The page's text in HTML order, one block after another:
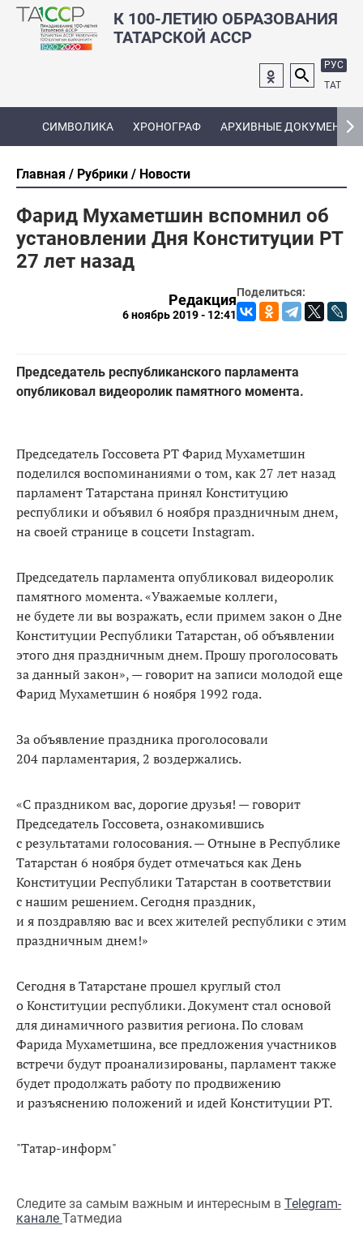
К 100-ЛЕТИЮ ОБРАЗОВАНИЯ
ТАТАРСКОЙ АССР
РУС
ТАТ
СИМВОЛИКА ХРОНОГРАФ АРХИВНЫЕ ДОКУМЕНТЫ
Главная Рубрики Новости
Фарид Мухаметшин вспомнил об
установлении Дня Конституции РТ
27 лет назад
Поделиться:
Редакция
6 ноябрь 2019 - 12:41
Председатель республиканского парламента
опубликовал видеоролик памятного момента.
Председатель Госсовета РТ Фарид Мухаметшин
поделился воспоминаниями о том, как 27 лет назад
парламент Татарстана принял Конституцию
республики и объявил 6 ноября праздничным днем,
на своей странице в соцсети Instagram.
Председатель парламента опубликовал видеоролик
памятного момента. «Уважаемые коллеги,
не будете ли вы возражать, если примем закон о Дне
Конституции Республики Татарстан, об объявлении
этого дня праздничным днем. Прошу проголосовать
за данный закон», — говорит на записи молодой еще
Фарид Мухаметшин 6 ноября 1992 года.
За объявление праздника проголосовали
204 парламентария, 2 воздержались.
«С праздником вас, дорогие друзья! — говорит
Председатель Госсовета, ознакомившись
с результатами голосования. — Отныне в Республике
Татарстан 6 ноября будет отмечаться как День
Конституции Республики Татарстан в соответствии
с нашим решением. Сегодня праздник,
и я поздравляю вас и всех жителей республики с этим
праздничным днем!»
Сегодня в Татарстане прошел круглый стол
о Конституции республики. Документ стал основой
для динамичного развития региона. По словам
Фарида Мухаметшина, все предложения участников
встречи будут проанализированы, парламент также
будет продолжать работу по продвижению
и разъяснению положений и идей Конституции РТ.
"Татар-информ"
Следите за самым важным и интересным в Telegram-
канале Татмедиа